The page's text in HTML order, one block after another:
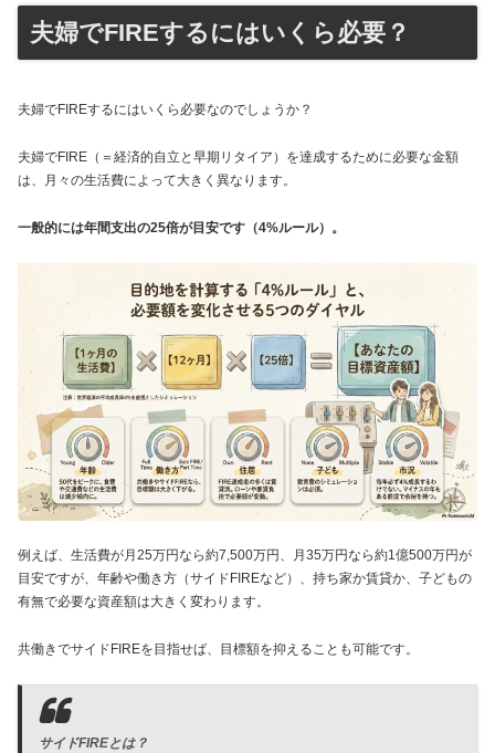
夫婦でFIREするにはいくら必要？
夫婦でFIREするにはいくら必要なのでしょうか？
夫婦でFIRE（＝経済的自立と早期リタイア）を達成するために必要な金額
は、月々の生活費によって大きく異なります。
一般的には年間支出の25倍が目安です（4%ルール）。
例えば、生活費が月25万円なら約7,500万円、月35万円なら約1億500万円が
目安ですが、年齢や働き方（サイドFIREなど）、持ち家か賃貸か、子どもの
有無で必要な資産額は大きく変わります。
共働きでサイドFIREを目指せば、目標額を抑えることも可能です。
サイドFIREとは？